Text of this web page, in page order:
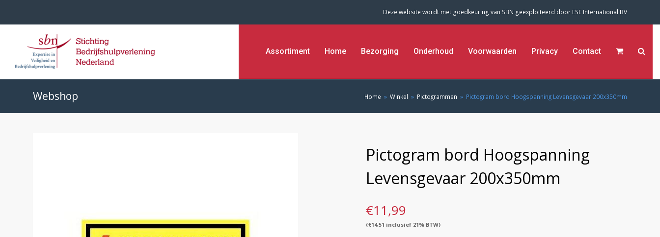
Deze website wordt met goedkeuring van SBN geëxploiteerd door ESE International BV
Assortiment Home Bezorging Onderhoud Voorwaarden Privacy Contact
Webshop Home » Winkel » Pictogrammen » Pictogram bord Hoogspanning Levensgevaar 200x350mm
Pictogram bord Hoogspanning
Levensgevaar 200x350mm
€11,99
(€14,51 inclusief 21% BTW)